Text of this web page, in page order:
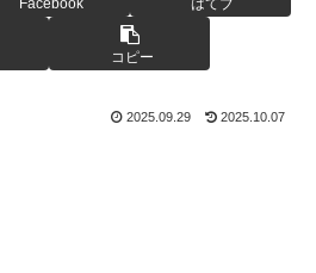
Facebook はてブ
コピー
2025.09.29 2025.10.07